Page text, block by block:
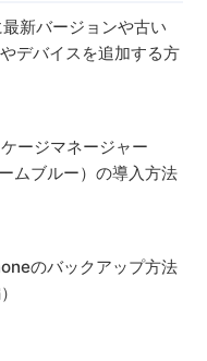
新バージョンや古い
デバイスを追加する方
ージマネージャー
ムブルー）の導入方法
のバックアップ方法